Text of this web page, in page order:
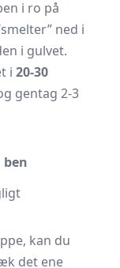
i ro på
ned i
i gulvet.
i 20-30
gentag 2-3
kan du
det ene